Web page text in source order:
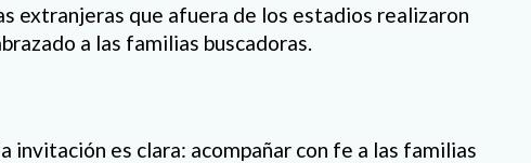
extranjeras que afuera de los estadios realizaron
a las familias buscadoras.
invitación es clara: acompañar con fe a las familias